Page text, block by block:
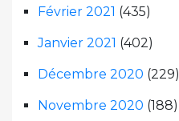
Février 2021 (435)
Janvier 2021 (402)
Décembre 2020 (229)
Novembre 2020 (188)